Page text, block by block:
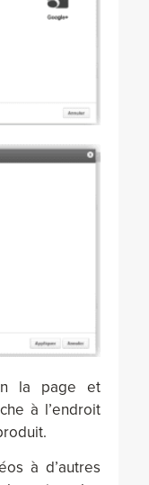
la page et
à l’endroit
à d’autres